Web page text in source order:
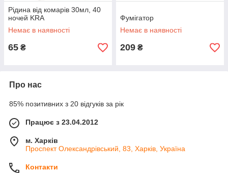
Рідина від комарів 30мл, 40
ночей KRA
Немає в наявності
65 ₴
Фумігатор
Немає в наявності
209 ₴
Про нас
85% позитивних з 20 відгуків за рік
Працює з 23.04.2012
м. Харків
Проспект Олександрівський, 83, Харків, Україна
Контакти